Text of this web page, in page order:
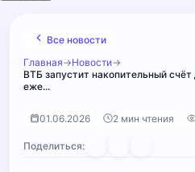
Все новости
Главная→Новости→
ВТБ запустит накопительный
еже...
01.06.2026 2 мин чтения
Поделиться: